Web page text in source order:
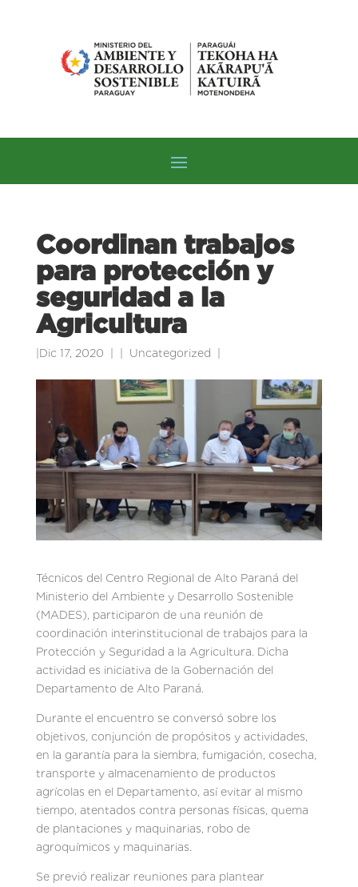
Coordinan trabajos
para protección y
seguridad a la
Agricultura
Dic 17, 2020 Uncategorized
Técnicos del Centro Regional de Alto Paraná del
Ministerio del Ambiente y Desarrollo Sostenible
(MADES), participaron de una reunión de
coordinación interinstitucional de trabajos para la
Protección y Seguridad a la Agricultura. Dicha
actividad es iniciativa de la Gobernación del
Departamento de Alto Paraná.
Durante el encuentro se conversó sobre los
objetivos, conjunción de propósitos y actividades,
en la garantía para la siembra, fumigación, cosecha,
transporte y almacenamiento de productos
agrícolas en el Departamento, así evitar al mismo
tiempo, atentados contra personas físicas, quema
de plantaciones y maquinarias, robo de
agroquímicos y maquinarias.
Se previó realizar reuniones para plantear